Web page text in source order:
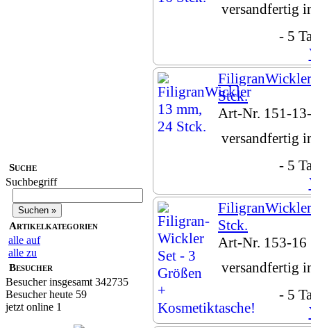
Suche
Suchbegriff
Artikelkategorien
alle auf
alle zu
Besucher
Besucher insgesamt 342735
Besucher heute 59
jetzt online 1
versandfertig
- 5
Stck.
Art-Nr. 151-
versandfertig
- 5
Stck.
Art-Nr. 153-16
versandfertig
- 5